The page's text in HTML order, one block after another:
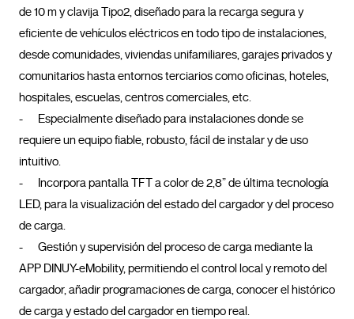
de 10 m y clavija Tipo2, diseñado para la recarga segura y
eficiente de vehículos eléctricos en todo tipo de instalaciones,
desde comunidades, viviendas unifamiliares, garajes privados y
comunitarios hasta entornos terciarios como oficinas, hoteles,
hospitales, escuelas, centros comerciales, etc.
-	Especialmente diseñado para instalaciones donde se
requiere un equipo fiable, robusto, fácil de instalar y de uso
intuitivo.
-	Incorpora pantalla TFT a color de 2,8” de última tecnología
LED, para la visualización del estado del cargador y del proceso
de carga.
-	Gestión y supervisión del proceso de carga mediante la
APP DINUY-eMobility, permitiendo el control local y remoto del
cargador, añadir programaciones de carga, conocer el histórico
de carga y estado del cargador en tiempo real.